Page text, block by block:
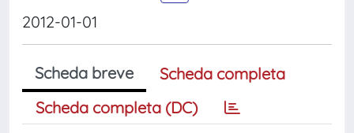
2012-01-01
Scheda breve
Scheda completa
Scheda completa (DC)